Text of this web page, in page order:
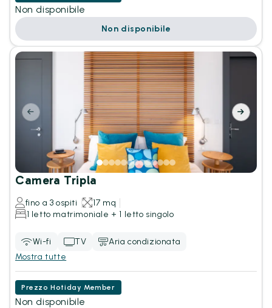
Non disponibile
Non disponibile
Camera Tripla
fino a 3 ospiti
17 mq
1 letto matrimoniale + 1 letto singolo
Wi-fi TV
Aria condizionata
Mostra tutte
Prezzo Hotiday Member
Non disponibile